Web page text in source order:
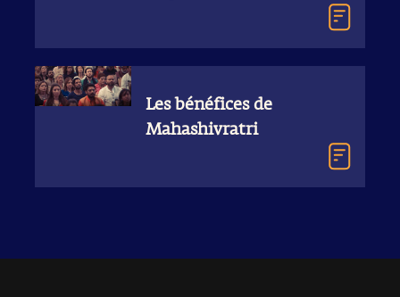
Les bénéfices de
Mahashivratri